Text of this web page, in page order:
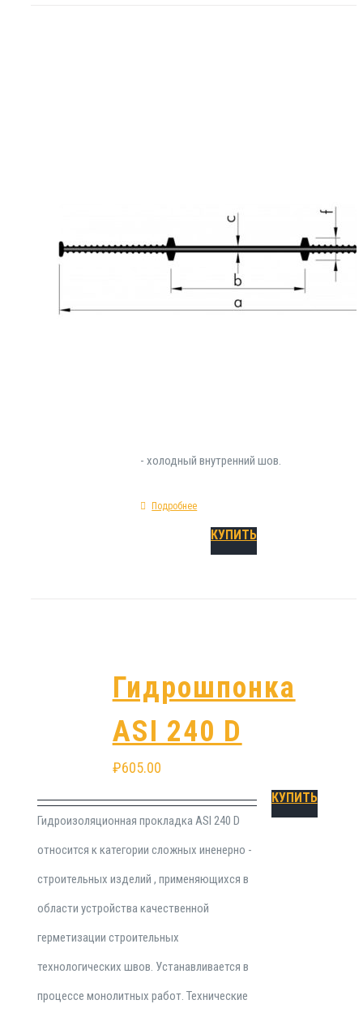
Герметизационная шпонка АSI 200 D
инженерных строительных изделий ,
специально для применения в сфере
строительных технологических швов.
- холодный внутренний шов.
Подробнее
КУПИТЬ
Гидрошпонка
АSI 240 D
₽605.00
Гидроизоляционная прокладка АSI 240 D
относится к категории сложных иненерно -
строительных изделий , применяющихся в
области устройства качественной
герметизации строительных
технологических швов. Устанавливается в
процессе монолитных работ. Технические
КУПИТЬ